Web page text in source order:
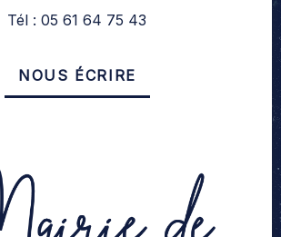
Tél : 05 61 64 75 43
NOUS ÉCRIRE